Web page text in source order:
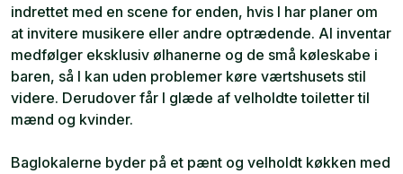
indrettet med en scene for enden, hvis I har planer om
at invitere musikere eller andre optrædende. Al inventar
medfølger eksklusiv ølhanerne og de små køleskabe i
baren, så I kan uden problemer køre værtshusets stil
videre. Derudover får I glæde af velholdte toiletter til
mænd og kvinder.
Baglokalerne byder på et pænt og velholdt køkken med